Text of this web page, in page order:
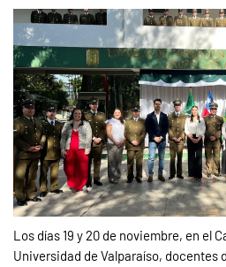
Los días 19 y 20 de noviembre, en el
Universidad de Valparaíso, docentes